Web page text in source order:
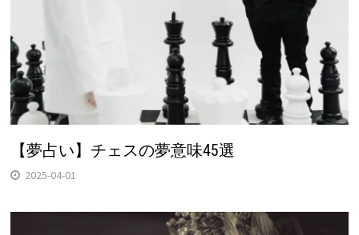
【夢占い】チェスの夢意味45選
2025-04-01